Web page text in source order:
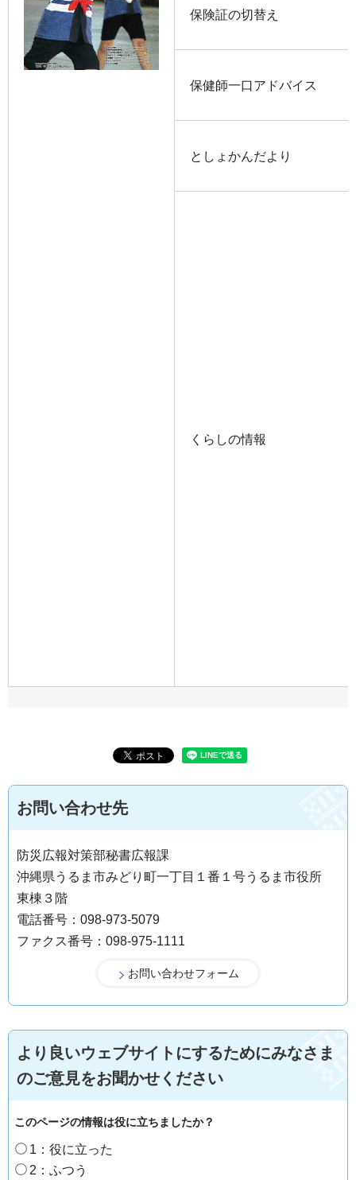
保険証の切替え
保健師一口アドバイス
としょかんだより
くらしの情報
お問い合わせ先
防災広報対策部秘書広報課
沖縄県うるま市みどり町一丁目１番１号うるま市役所
東棟３階
電話番号：098-973-5079
ファクス番号：098-975-1111
より良いウェブサイトにするためにみなさま
のご意見をお聞かせください
このページの情報は役に立ちましたか？
1：役に立った
2：ふつう